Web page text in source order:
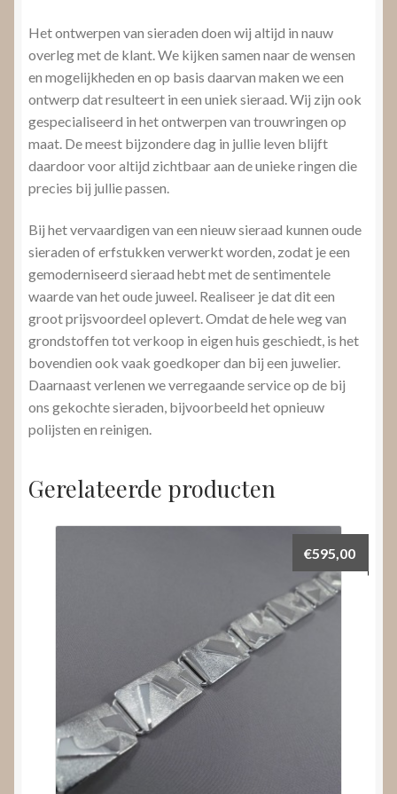
Het ontwerpen van sieraden doen wij altijd in nauw
overleg met de klant. We kijken samen naar de wensen
en mogelijkheden en op basis daarvan maken we een
ontwerp dat resulteert in een uniek sieraad. Wij zijn ook
gespecialiseerd in het ontwerpen van trouwringen op
maat. De meest bijzondere dag in jullie leven blijft
daardoor voor altijd zichtbaar aan de unieke ringen die
precies bij jullie passen.
Bij het vervaardigen van een nieuw sieraad kunnen oude
sieraden of erfstukken verwerkt worden, zodat je een
gemoderniseerd sieraad hebt met de sentimentele
waarde van het oude juweel. Realiseer je dat dit een
groot prijsvoordeel oplevert. Omdat de hele weg van
grondstoffen tot verkoop in eigen huis geschiedt, is het
bovendien ook vaak goedkoper dan bij een juwelier.
Daarnaast verlenen we verregaande service op de bij
ons gekochte sieraden, bijvoorbeeld het opnieuw
polijsten en reinigen.
Gerelateerde producten
€595,00